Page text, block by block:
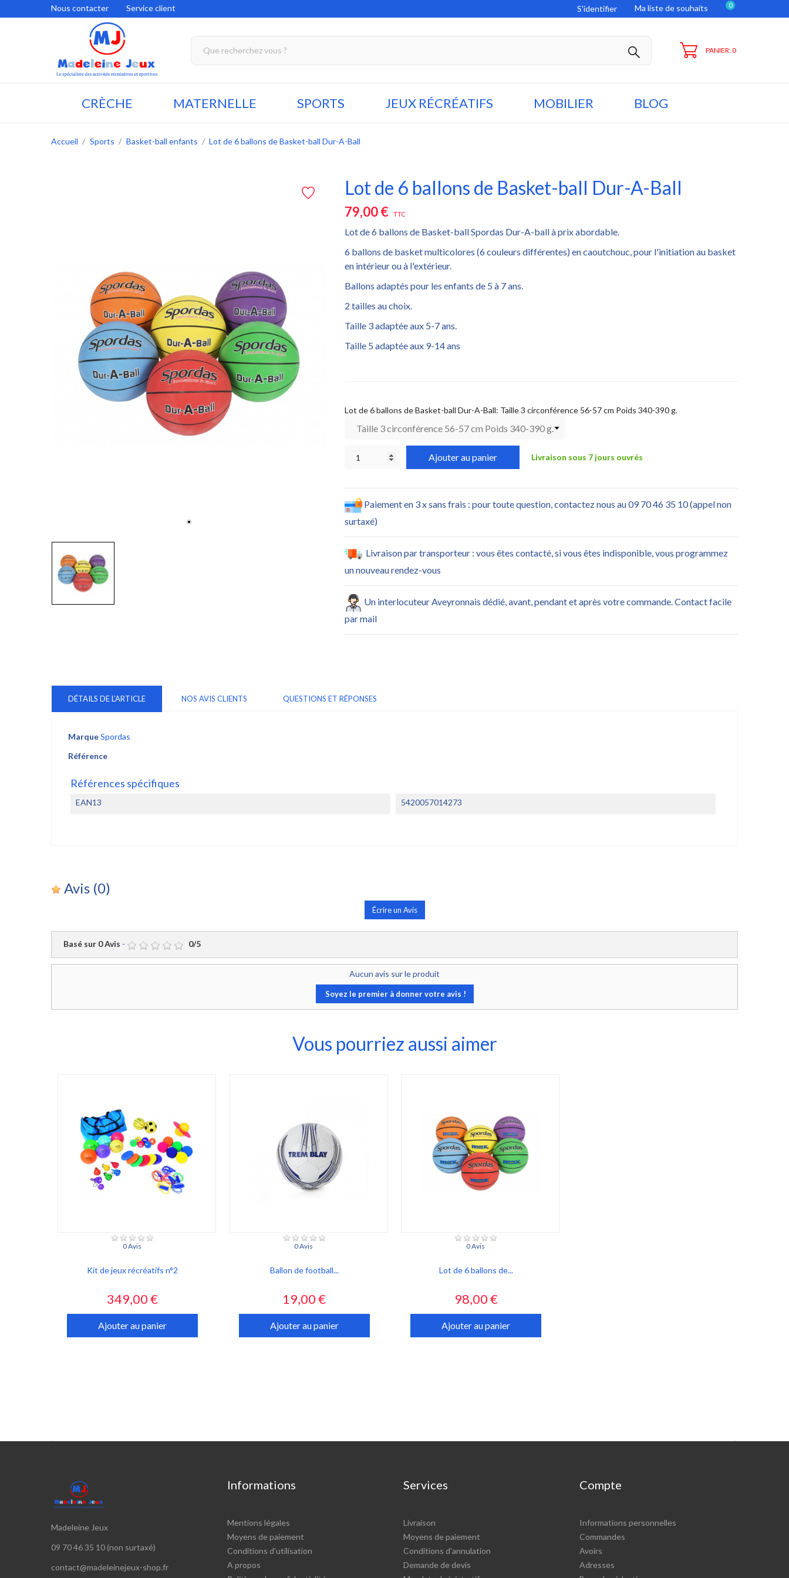
Nous contacter Service client S'identifier Ma liste de souhaits 0
PANIER: 0
CRÈCHE MATERNELLE SPORTS JEUX RÉCRÉATIFS MOBILIER BLOG
Accueil Sports Basket-ball enfants Lot de 6 ballons de Basket-ball Dur-A-Ball
Lot de 6 ballons de Basket-ball Dur-A-Ball
79,00 € TTC
Lot de 6 ballons de Basket-ball Spordas Dur-A-ball à prix abordable.
6 ballons de basket multicolores (6 couleurs différentes) en caoutchouc, pour l'initiation au basket
en intérieur ou à l'extérieur.
Ballons adaptés pour les enfants de 5 à 7 ans.
2 tailles au choix.
Taille 3 adaptée aux 5-7 ans.
Taille 5 adaptée aux 9-14 ans
Lot de 6 ballons de Basket-ball Dur-A-Ball: Taille 3 circonférence 56-57 cm Poids 340-390 g.
Ajouter au panier Livraison sous 7 jours ouvrés
Paiement en 3 x sans frais : pour toute question, contactez nous au 09 70 46 35 10 (appel non
surtaxé)
Livraison par transporteur : vous êtes contacté, si vous êtes indisponible, vous programmez
un nouveau rendez-vous
Un interlocuteur Aveyronnais dédié, avant, pendant et après votre commande. Contact facile
par mail
DÉTAILS DE L'ARTICLE NOS AVIS CLIENTS QUESTIONS ET RÉPONSES
MarqueSpordas
Référence
Références spécifiques
EAN13 5420057014273
Avis (0)
Écrire un Avis
Basé sur 0Avis - 0/5
Aucun avis sur le produit
Soyez le premier à donner votre avis !
Vous pourriez aussi aimer
0 Avis
Kit de jeux récréatifs n°2
Prix
349,00 €
Ajouter au panier
0 Avis
Ballon de football...
Prix
19,00 €
Ajouter au panier
0 Avis
Lot de 6 ballons de...
Prix
98,00 €
Ajouter au panier
 
Madeleine Jeux
09 70 46 35 10 (non surtaxé)
contact@madeleinejeux-shop.fr
Informations
Mentions légales
Moyens de paiement
Conditions d'utilisation
A propos
Services
Livraison
Moyens de paiement
Conditions d'annulation
Demande de devis
Compte
Informations personnelles
Commandes
Avoirs
Adresses